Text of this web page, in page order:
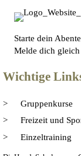
Starte dein
Melde dich gleich
Wichtige
Gruppenkurse
Freizeit und
Einzeltraining